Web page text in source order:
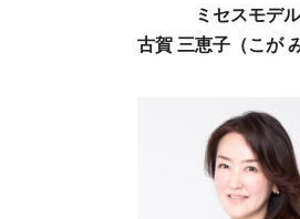
ミセスモデル
古賀 三恵子（こが